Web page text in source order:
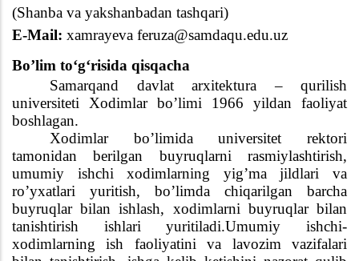
(Shanba va yakshanbadan tashqari)
E-Mail: xamrayeva feruza@samdaqu.edu.uz
Bo’lim toʻgʻrisida qisqacha
Samarqand davlat arxitektura – qurilish
universiteti Xodimlar bo’limi 1966 yildan faoliyat
boshlagan.
Xodimlar bo’limida universitet rektori
tamonidan berilgan buyruqlarni rasmiylashtirish,
umumiy ishchi xodimlarning yig’ma jildlari va
ro’yxatlari yuritish, bo’limda chiqarilgan barcha
buyruqlar bilan ishlash, xodimlarni buyruqlar bilan
tanishtirish ishlari yuritiladi.Umumiy ishchi-
xodimlarning ish faoliyatini va lavozim vazifalari